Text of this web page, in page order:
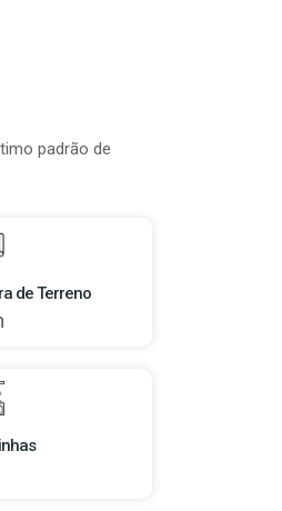
padrão de
de Terreno